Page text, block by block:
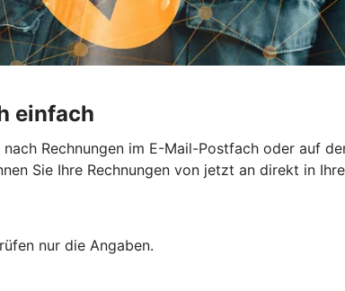
einfach
Rechnungen im E-Mail-Postfach oder auf
Sie Ihre Rechnungen von jetzt an direkt in
nur die Angaben.